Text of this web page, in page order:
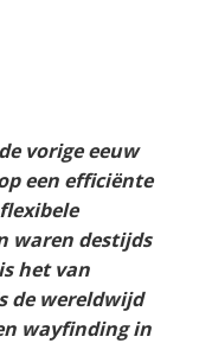
vorige eeuw
een efficiënte
waren destijds
het van
de wereldwijd
wayfinding in